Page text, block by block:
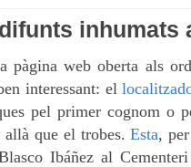
inhumats
pàgina web oberta als
interessant: el
pel primer cognom o
allà que el trobes.Esta,
Ibáñez al